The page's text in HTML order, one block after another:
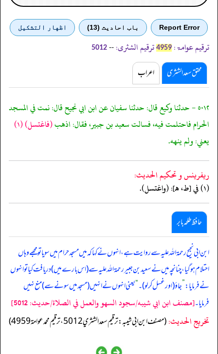
Report Error باب احادیث (13) اظهار التشكيل
ترقیم عوامۃ: 4959 ترقیم الشثری: --
5012
محقق سعد الشثری اعراب
٥٠١٢ - حدثنا وكيع قال: حدثنا سفيان عن ابن ابي نجيح قال: نمت في المسجد
الحرام فاحتلمت فيه، فسالت سعيد بن جبير، فقال: اذهب(فاغتسل)(١)
يعني: ولم ينهه.
ريفرينس و تحكيم الحدیث:
(١) في [ط، هـ]: (واغتسل).
حافظ طلحہ بابر
ابن ابی نجیح رحمۃ اللہ علیہ سے روایت ہے، انہوں نے کہا کہ میں مسجد حرام میں سویا تو مجھے وہاں
احتلام ہو گیا، چنانچہ میں نے سعید بن جبیر رحمۃ اللہ علیہ سے (اس بارے میں) دریافت کیا تو انہوں
نے فرمایا:”جاؤ (اور غسل کر لو)۔“یعنی انہوں نے انہیں (مسجد میں سونے سے) منع نہیں
فرمایا۔[مصنف ابن ابي شيبه/سجود السهو والعمل في الصلاة/حدیث: 5012]
تخریج الحدیث:(مصنف ابن ابي شيبه: ترقيم سعد الشثري 5012، ترقيم محمد عوامة 4959)